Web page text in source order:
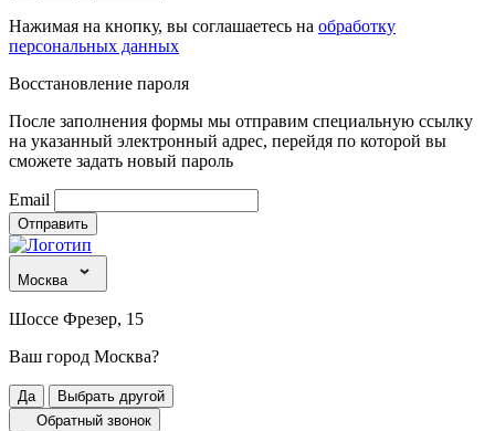
Нажимая на кнопку, вы соглашаетесь на обработку
персональных данных
Восстановление пароля
После заполнения формы мы отправим специальную ссылку
на указанный электронный адрес, перейдя по которой вы
сможете задать новый пароль
Email
Отправить
Москва
Шоссе Фрезер, 15
Ваш город Москва?
Да
Выбрать другой
Обратный звонок